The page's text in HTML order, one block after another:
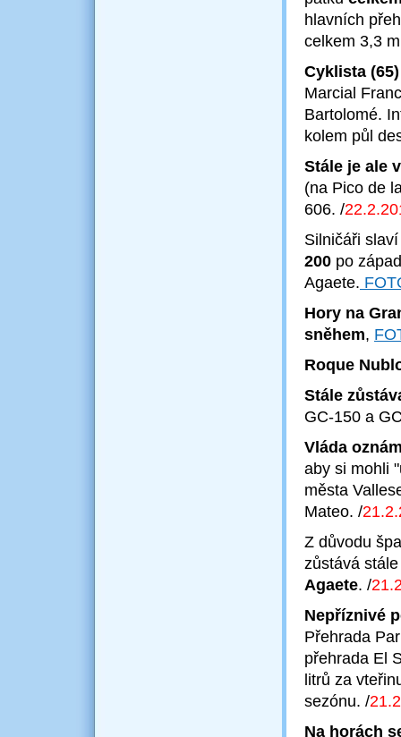
hlavních
celkem 3,3
Cyklista
Marcial
Bartolomé.
kolem půl
Stále je ale
(na Pico de
606. /22.2
Silničáři
200 po
Agaete.
Hory na
sněhem,
Roque
Stále
GC-150 a
Vláda
aby si mohli
města
Mateo. /21.2
Z důvodu
zůstává
Agaete. /
Nepříznivé
Přehrada
přehrada El
litrů za
sezónu. /21.2
Na horách